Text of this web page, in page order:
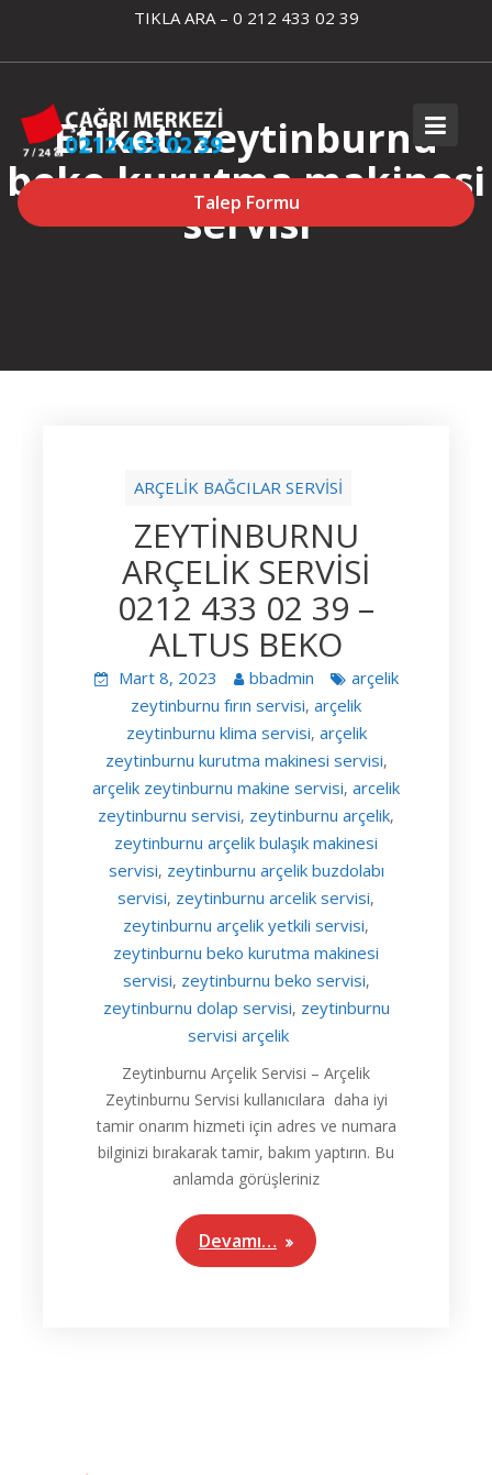
content
TIKLA ARA – 0 212 433 02 39
Talep Formu
Etiket:zeytinburnu
beko kurutma makinesi
servisi
ARÇELİK BAĞCILAR SERVİSİ
ZEYTİNBURNU
ARÇELİK SERVİSİ
0212 433 02 39 –
ALTUS BEKO
Mart 8, 2023 bbadmin
arçelik
zeytinburnu fırın servisi, arçelik
zeytinburnu klima servisi, arçelik
zeytinburnu kurutma makinesi servisi,
arçelik zeytinburnu makine servisi, arcelik
zeytinburnu servisi, zeytinburnu arçelik,
zeytinburnu arçelik bulaşık makinesi
servisi, zeytinburnu arçelik buzdolabı
servisi, zeytinburnu arcelik servisi,
zeytinburnu arçelik yetkili servisi,
zeytinburnu beko kurutma makinesi
servisi, zeytinburnu beko servisi,
zeytinburnu dolap servisi, zeytinburnu
servisi arçelik
Zeytinburnu Arçelik Servisi – Arçelik
Zeytinburnu Servisi kullanıcılara daha iyi
tamir onarım hizmeti için adres ve numara
bilginizi bırakarak tamir, bakım yaptırın. Bu
anlamda görüşleriniz
Devamı…